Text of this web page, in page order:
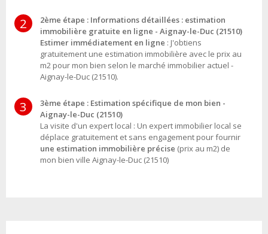
2
2ème étape : Informations détaillées : estimation
immobilière gratuite en ligne - Aignay-le-Duc (21510)
Estimer immédiatement en ligne : J'obtiens
gratuitement une estimation immobilière avec le prix au
m2 pour mon bien selon le marché immobilier actuel -
Aignay-le-Duc (21510).
3
3ème étape : Estimation spécifique de mon bien -
Aignay-le-Duc (21510)
La visite d'un expert local : Un expert immobilier local se
déplace gratuitement et sans engagement pour fournir
une estimation immobilière précise (prix au m2) de
mon bien ville Aignay-le-Duc (21510)